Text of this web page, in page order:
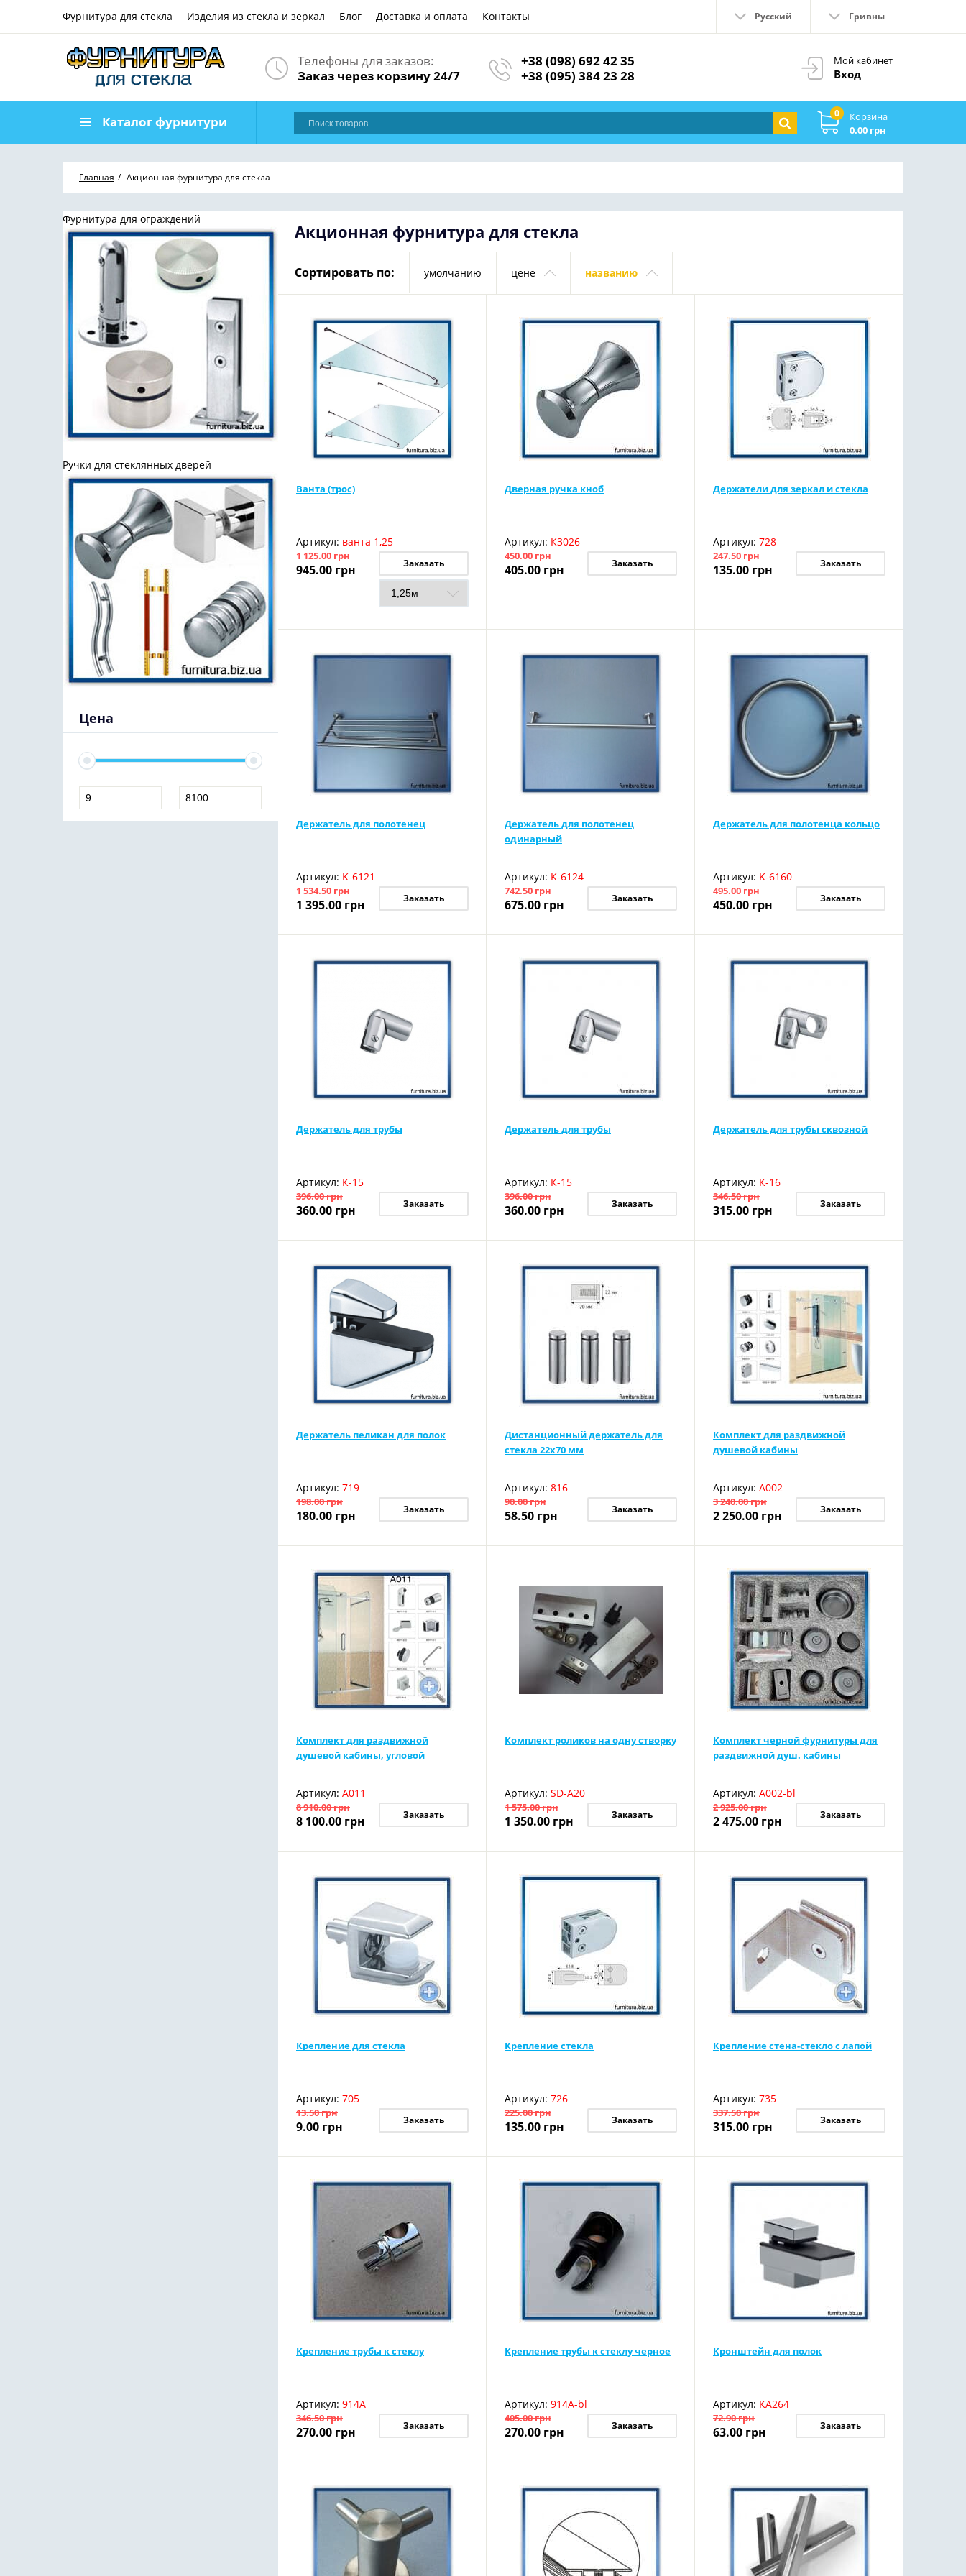
Фурнитура для стекла Изделия из стекла и зеркал Блог Доставка и оплата Контакты Русский Гривны
Мой кабинет
Вход
Телефоны для заказов:
Заказ через корзину 24/7
+38 (098) 692 42 35
+38 (095) 384 23 28
0
Корзина
0.00 грн
Каталог фурнитури
Главная Акционная фурнитура для стекла
Фурнитура для ограждений
Ручки для стеклянных дверей
Цена
Акционная фурнитура для стекла
Сортировать по: умолчанию цене названию
Ванта (трос)
Артикул: ванта 1,25
1 125.00грн
945.00 грн Заказать
Дверная ручка кноб
Артикул: К3026
450.00грн
405.00 грн Заказать
Держатели для зеркал и стекла
Артикул: 728
247.50грн
135.00 грн Заказать
Держатель для полотенец
Артикул: K-6121
1 534.50грн
1 395.00 грн Заказать
Держатель для полотенец
одинарный
Артикул: K-6124
742.50грн
675.00 грн Заказать
Держатель для полотенца кольцо
Артикул: K-6160
495.00грн
450.00 грн Заказать
Держатель для трубы
Артикул: К-15
396.00грн
360.00 грн Заказать
Держатель для трубы
Артикул: К-15
396.00грн
360.00 грн Заказать
Держатель для трубы сквозной
Артикул: К-16
346.50грн
315.00 грн Заказать
Держатель пеликан для полок
Артикул: 719
198.00грн
180.00 грн Заказать
Дистанционный держатель для
стекла 22х70 мм
Артикул: 816
90.00грн
58.50 грн Заказать
Комплект для раздвижной
душевой кабины
Артикул: А002
3 240.00грн
2 250.00 грн Заказать
Комплект для раздвижной
душевой кабины, угловой
Артикул: А011
8 910.00грн
8 100.00 грн Заказать
Комплект роликов на одну створку
Артикул: SD-A20
1 575.00грн
1 350.00 грн Заказать
Комплект черной фурнитуры для
раздвижной душ. кабины
Артикул: А002-bl
2 925.00грн
2 475.00 грн Заказать
Крепление для стекла
Артикул: 705
13.50грн
9.00 грн Заказать
Крепление стекла
Артикул: 726
225.00грн
135.00 грн Заказать
Крепление стена-стекло с лапой
Артикул: 735
337.50грн
315.00 грн Заказать
Крепление трубы к стеклу
Артикул: 914A
346.50грн
270.00 грн Заказать
Крепление трубы к стеклу черное
Артикул: 914A-bl
405.00грн
270.00 грн Заказать
Кронштейн для полок
Артикул: КА264
72.90грн
63.00 грн Заказать